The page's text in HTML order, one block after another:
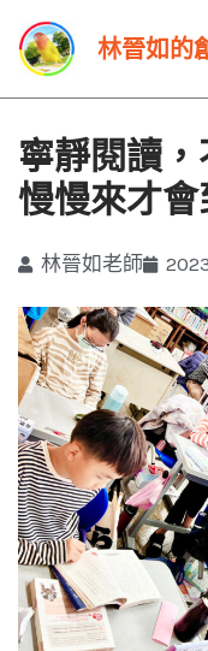
主
容
林晉如的
寧靜閱讀，
慢慢來才會
林晉如老師